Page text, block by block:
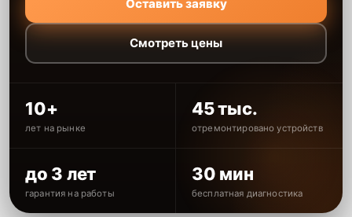
Оставить заявку
Смотреть цены
10+
лет на рынке
45 тыс.
отремонтировано устройств
до 3 лет
гарантия на работы
30 мин
бесплатная диагностика